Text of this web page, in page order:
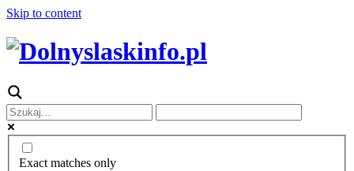
Skip to content
Exact matches only